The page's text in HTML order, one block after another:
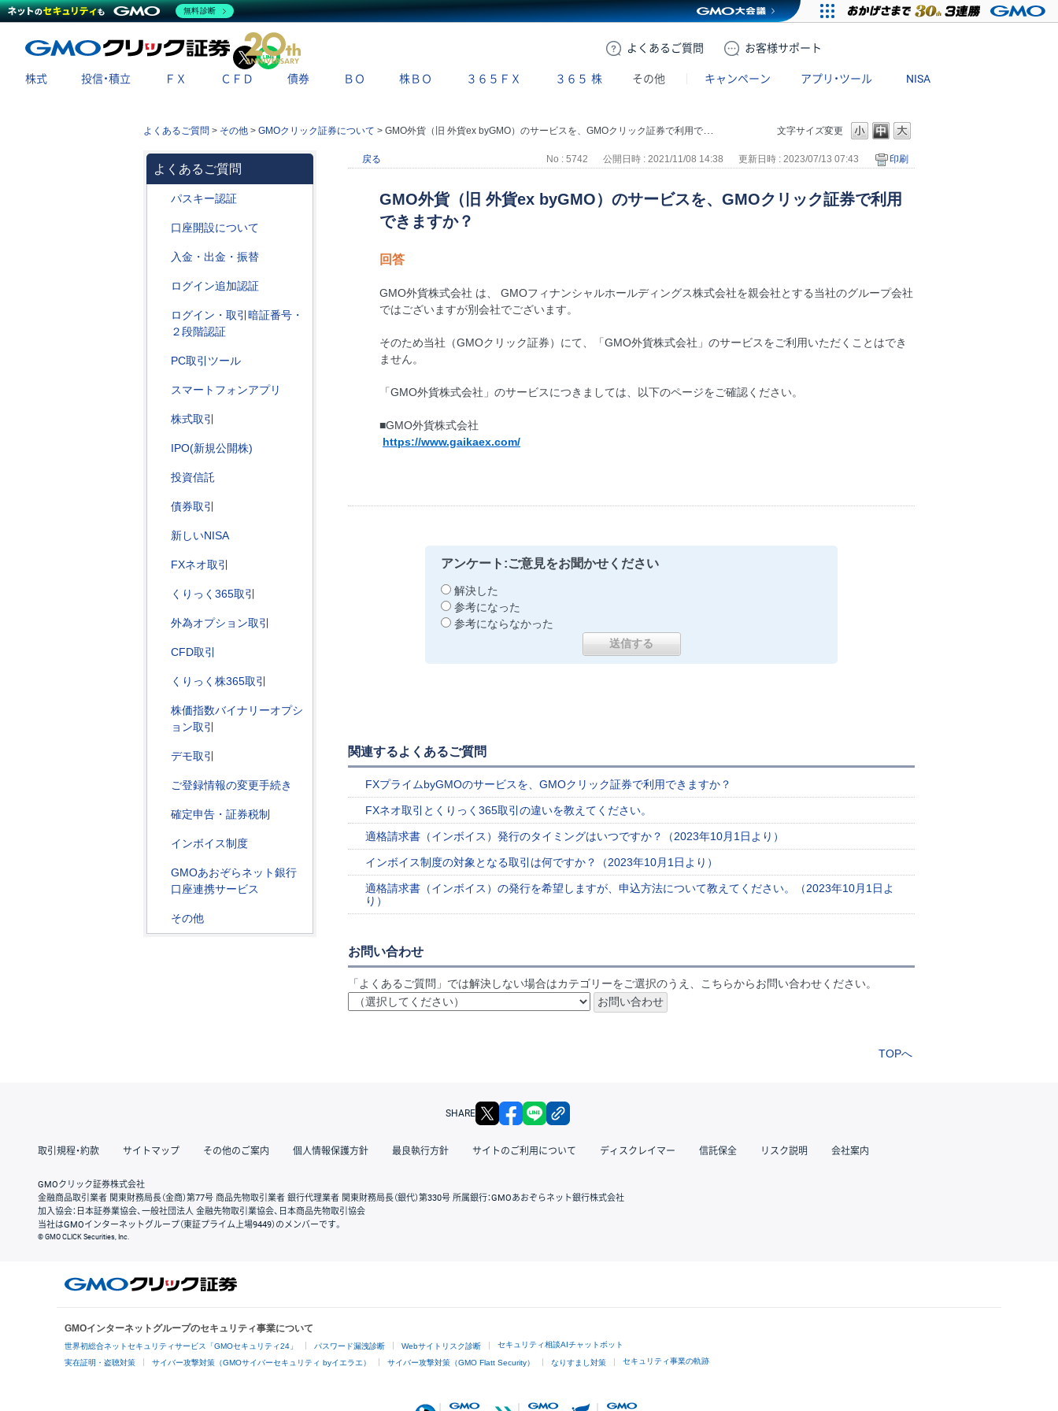
よくある ご質問 お客様サポート
X
株式 投信・積立 ＦＸ ＣＦＤ 債券 ＢＯ 株ＢＯ ３６５ＦＸ ３６５ 株 その他 キャンペーン アプリ・ツール NISA
文字サイズ変更
よくあるご質問 > その他 > GMOクリック証券について > GMO外貨（旧 外貨ex byGMO）のサービスを、GMOクリック証券で利用できますか？
よくあるご質問
パスキー認証
口座開設について
入金・出金・振替
ログイン追加認証
ログイン・取引暗証番号・
２段階認証
PC取引ツール
スマートフォンアプリ
株式取引
IPO(新規公開株)
投資信託
債券取引
新しいNISA
FXネオ取引
くりっく365取引
外為オプション取引
CFD取引
くりっく株365取引
株価指数バイナリーオプシ
ョン取引
デモ取引
ご登録情報の変更手続き
確定申告・証券税制
インボイス制度
GMOあおぞらネット銀行
口座連携サービス
その他
戻る No : 5742 公開日時 : 2021/11/08 14:38 更新日時 : 2023/07/13 07:43 印刷
GMO外貨（旧 外貨ex byGMO）のサービスを、GMOクリック証券で利用
できますか？
回答
GMO外貨株式会社 は、 GMOフィナンシャルホールディングス株式会社を親会社とする当社のグループ会社
ではございますが別会社でございます。
そのため当社（GMOクリック証券）にて、「GMO外貨株式会社」のサービスをご利用いただくことはでき
ません。
「GMO外貨株式会社」のサービスにつきましては、以下のページをご確認ください。
■GMO外貨株式会社
https://www.gaikaex.com/
アンケート:ご意見をお聞かせください
解決した
参考になった
参考にならなかった
関連するよくあるご質問
FXプライムbyGMOのサービスを、GMOクリック証券で利用できますか？
FXネオ取引とくりっく365取引の違いを教えてください。
適格請求書（インボイス）発行のタイミングはいつですか？（2023年10月1日より）
インボイス制度の対象となる取引は何ですか？（2023年10月1日より）
適格請求書（インボイス）の発行を希望しますが、申込方法について教えてください。（2023年10月1日よ
り）
お問い合わせ
「よくあるご質問」では解決しない場合はカテゴリーをご選択のうえ、こちらからお問い合わせください。
TOPへ
SHARE X facebook
取引規程・約款 サイトマップ その他のご案内 個人情報保護方針 最良執行方針 サイトのご利用について ディスクレイマー 信託保全 リスク説明 会社案内
GMOクリック証券株式会社
金融商品取引業者 関東財務局長（金商）第77号 商品先物取引業者 銀行代理業者 関東財務局長（銀代）第330号 所属銀行：GMOあおぞらネット銀行株式会社
加入協会：日本証券業協会、一般社団法人 金融先物取引業協会、日本商品先物取引協会
当社はGMOインターネットグループ（東証プライム上場9449）のメンバーです。
© GMO CLICK Securities, Inc.
GMOインターネットグループのセキュリティ事業について
世界初総合ネットセキュリティサービス「GMOセキュリティ24」 パスワード漏洩診断 Webサイトリスク診断 セキュリティ相談AIチャットボット
実在証明・盗聴対策 サイバー攻撃対策（GMOサイバーセキュリティ byイエラエ） サイバー攻撃対策（GMO Flatt Security） なりすまし対策 セキュリティ事業の軌跡
無料診断